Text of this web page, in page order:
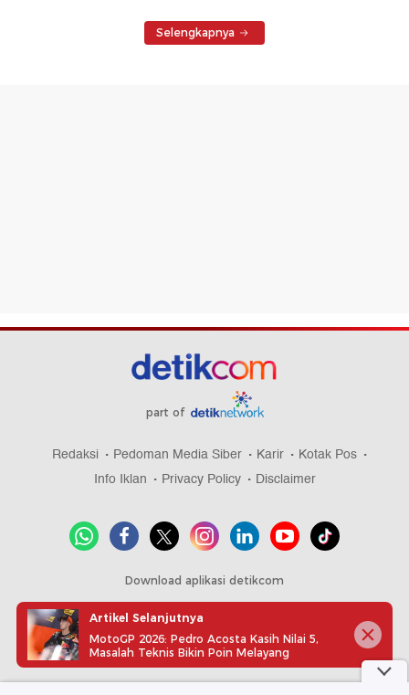
Selengkapnya
part of
Redaksi Pedoman Media Siber Karir
Kotak Pos
Info Iklan
Privacy Policy Disclaimer
Download aplikasi detikcom
Copyright @ 2026 detikcom, All right reserved
Artikel Selanjutnya
MotoGP 2026: Pedro Acosta Kasih Nilai 5,
Masalah Teknis Bikin Poin Melayang